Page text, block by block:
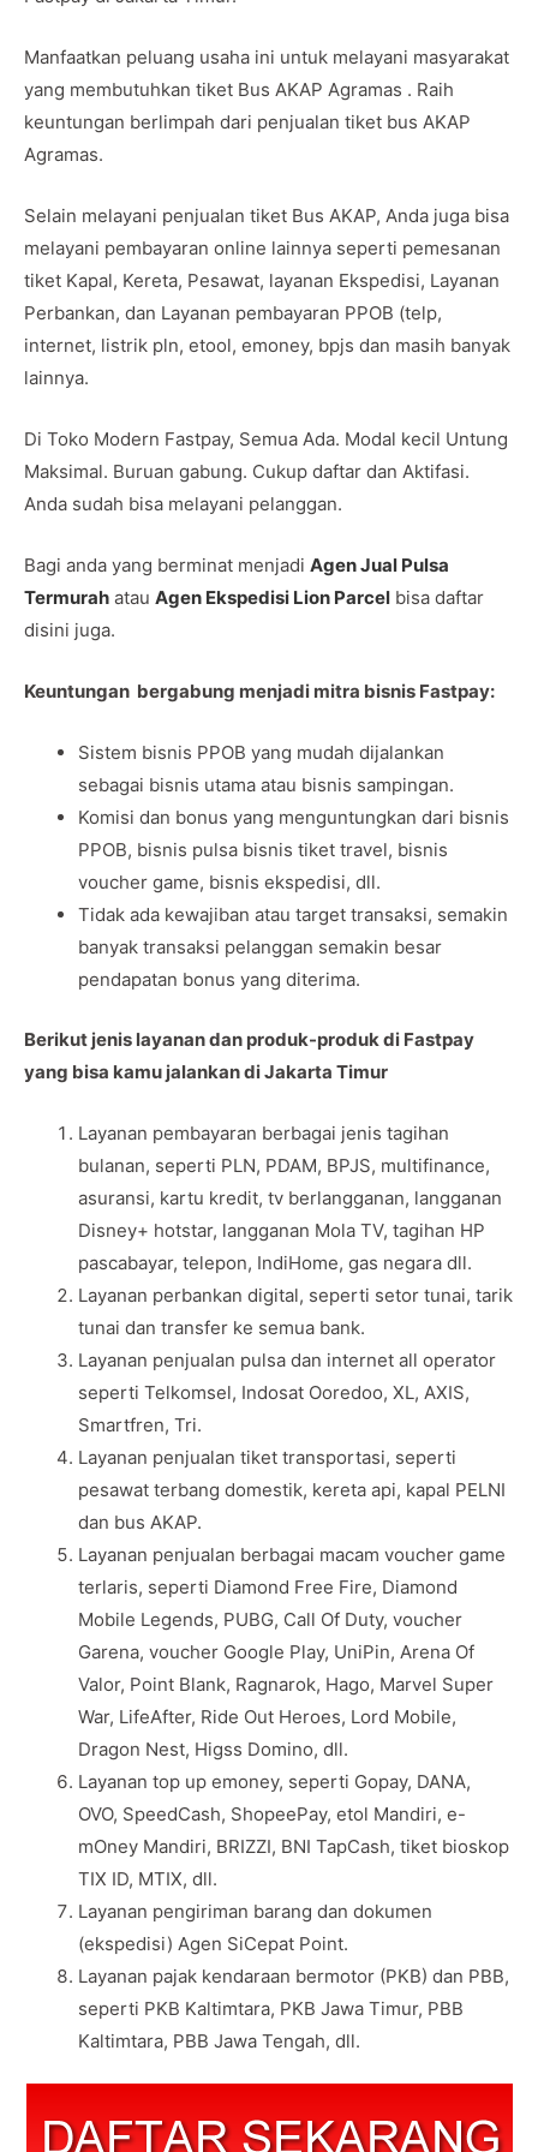
Manfaatkan peluang usaha ini untuk melayani masyarakat
yang membutuhkan tiket Bus AKAP Agramas . Raih
keuntungan berlimpah dari penjualan tiket bus AKAP
Agramas.
Selain melayani penjualan tiket Bus AKAP, Anda juga bisa
melayani pembayaran online lainnya seperti pemesanan
tiket Kapal, Kereta, Pesawat, layanan Ekspedisi, Layanan
Perbankan, dan Layanan pembayaran PPOB (telp,
internet, listrik pln, etool, emoney, bpjs dan masih banyak
lainnya.
Di Toko Modern Fastpay, Semua Ada. Modal kecil Untung
Maksimal. Buruan gabung. Cukup daftar dan Aktifasi.
Anda sudah bisa melayani pelanggan.
Bagi anda yang berminat menjadi Agen Jual Pulsa
Termurah atau Agen Ekspedisi Lion Parcel bisa daftar
disini juga.
Keuntungan bergabung menjadi mitra bisnis Fastpay:
Sistem bisnis PPOB yang mudah dijalankan
sebagai bisnis utama atau bisnis sampingan.
Komisi dan bonus yang menguntungkan dari bisnis
PPOB, bisnis pulsa bisnis tiket travel, bisnis
voucher game, bisnis ekspedisi, dll.
Tidak ada kewajiban atau target transaksi, semakin
banyak transaksi pelanggan semakin besar
pendapatan bonus yang diterima.
Berikut jenis layanan dan produk-produk di Fastpay
yang bisa kamu jalankan di Jakarta Timur
Layanan pembayaran berbagai jenis tagihan
bulanan, seperti PLN, PDAM, BPJS, multifinance,
asuransi, kartu kredit, tv berlangganan, langganan
Disney+ hotstar, langganan Mola TV, tagihan HP
pascabayar, telepon, IndiHome, gas negara dll.
Layanan perbankan digital, seperti setor tunai, tarik
tunai dan transfer ke semua bank.
Layanan penjualan pulsa dan internet all operator
seperti Telkomsel, Indosat Ooredoo, XL, AXIS,
Smartfren, Tri.
Layanan penjualan tiket transportasi, seperti
pesawat terbang domestik, kereta api, kapal PELNI
dan bus AKAP.
Layanan penjualan berbagai macam voucher game
terlaris, seperti Diamond Free Fire, Diamond
Mobile Legends, PUBG, Call Of Duty, voucher
Garena, voucher Google Play, UniPin, Arena Of
Valor, Point Blank, Ragnarok, Hago, Marvel Super
War, LifeAfter, Ride Out Heroes, Lord Mobile,
Dragon Nest, Higss Domino, dll.
Layanan top up emoney, seperti Gopay, DANA,
OVO, SpeedCash, ShopeePay, etol Mandiri, e-
mOney Mandiri, BRIZZI, BNI TapCash, tiket bioskop
TIX ID, MTIX, dll.
Layanan pengiriman barang dan dokumen
(ekspedisi) Agen SiCepat Point.
Layanan pajak kendaraan bermotor (PKB) dan PBB,
seperti PKB Kaltimtara, PKB Jawa Timur, PBB
Kaltimtara, PBB Jawa Tengah, dll.